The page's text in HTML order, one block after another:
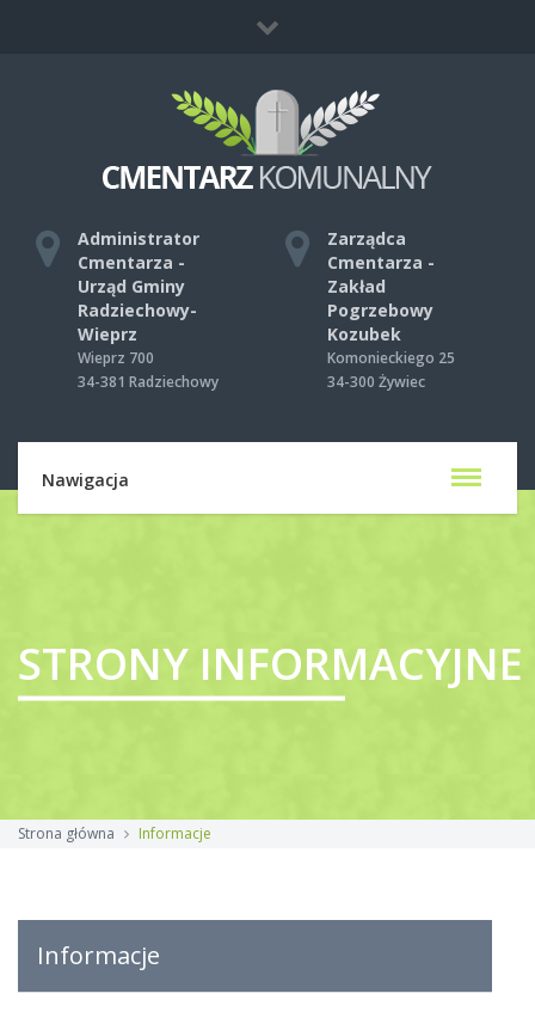
Co zrobić, gdy umrze ktoś bliski?
Kontakt
Administrator
Cmentarza -
Urząd Gminy
Radziechowy-
Wieprz
Wieprz 700
34-381 Radziechowy
Zarządca
Cmentarza -
Zakład
Pogrzebowy
Kozubek
Komonieckiego 25
34-300 Żywiec
Nawigacja
STRONY INFORMACYJNE
Strona główna Informacje
Informacje